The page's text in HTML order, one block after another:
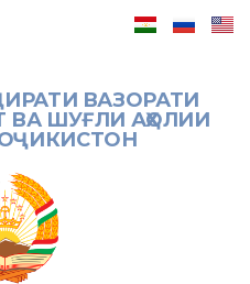
ВАЗОРАТИ
ВА ШУҒЛИ АҲОЛИИ